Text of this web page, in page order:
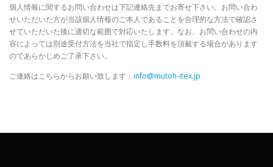
個人情報に関するお問い合わせは下記連絡先までお寄せ下さい。お問い合わ
せいただいた方が当該個人情報のご本人であることを合理的な方法で確認さ
せていただいた後に適切な範囲で対応いたします。なお、お問い合わせの内
容によっては別途受付方法を当社で指定し手数料を頂戴する場合があります
のであらかじめご了承下さい。
ご連絡はこちらからお願い致します： info@mutoh-itex.jp